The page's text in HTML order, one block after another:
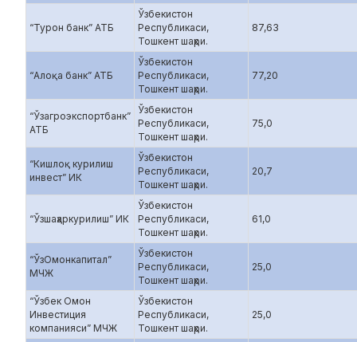
“Турон банк” АТБ
Ўзбекистон
Республикаси,
Тошкент шаҳри.
87,63
“Алоқа банк” АТБ
Ўзбекистон
Республикаси,
Тошкент шаҳри.
77,20
“Ўзагроэкспортбанк”
АТБ
Ўзбекистон
Республикаси,
Тошкент шаҳри.
75,0
“Кишлоқ курилиш
инвест” ИК
Ўзбекистон
Республикаси,
Тошкент шаҳри.
20,7
“Ўзшаҳаркурилиш” ИК
Ўзбекистон
Республикаси,
Тошкент шаҳри.
61,0
“ЎзОмонкапитал”
МЧЖ
Ўзбекистон
Республикаси,
Тошкент шаҳри.
25,0
“Ўзбек Омон
Инвестиция
компанияси” МЧЖ
Ўзбекистон
Республикаси,
Тошкент шаҳри.
25,0